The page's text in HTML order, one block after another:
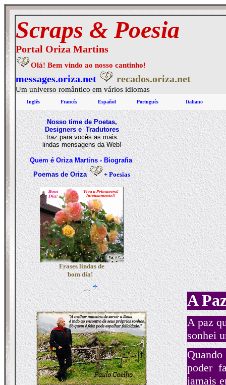
Scraps & Poesia
Portal Oriza Martins
Olá! Bem vindo ao nosso cantinho!
messages.oriza.net recados.oriza.net
Um universo romântico em vários idiomas
Inglês Francês Español Português Italiano
Nosso time de Poetas,
Designers e Tradutores
traz para vocês as mais
lindas mensagens da Web!
Quem é Oriza Martins - Biografia
Poemas de Oriza + Poesias
Frases lindas de
bom dia!
A
A paz
sonhei
poder
jamais